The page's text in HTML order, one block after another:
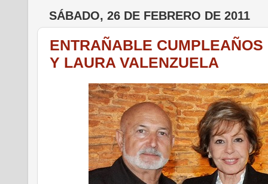
SÁBADO, 26 DE FEBRERO DE 2011
ENTRAÑABLE
Y LAURA VALENZUELA